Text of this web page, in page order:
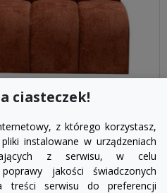
visibility
ciasteczek!
z którego korzystasz,
instalowane w urządzeniach
z serwisu, w celu
jakości świadczonych
treści serwisu do preferencji